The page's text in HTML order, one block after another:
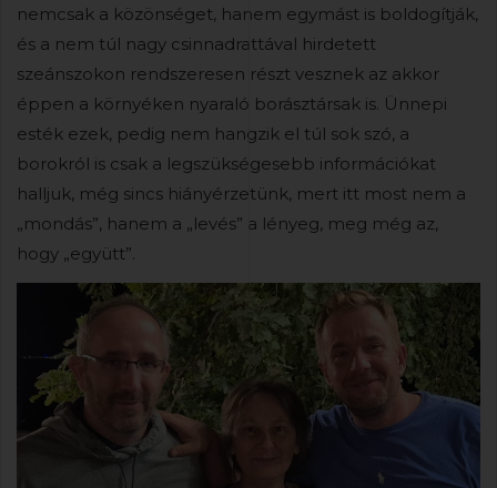
nemcsak a közönséget, hanem egymást is boldogítják,
és a nem túl nagy csinnadrattával hirdetett
szeánszokon rendszeresen részt vesznek az akkor
éppen a környéken nyaraló borásztársak is. Ünnepi
esték ezek, pedig nem hangzik el túl sok szó, a
borokról is csak a legszükségesebb információkat
halljuk, még sincs hiányérzetünk, mert itt most nem a
„mondás”, hanem a „levés” a lényeg, meg még az,
hogy „együtt”.